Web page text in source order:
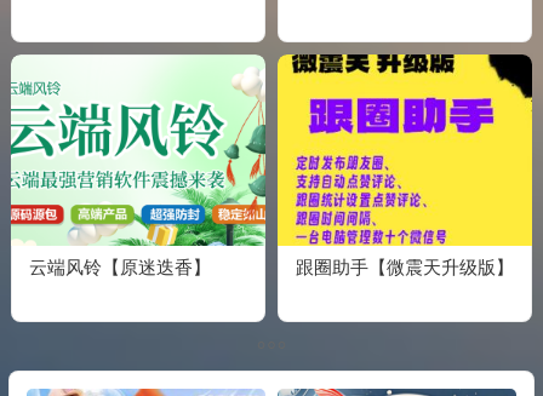
云端风铃【原迷迭香】 跟圈助手【微震天升级版】